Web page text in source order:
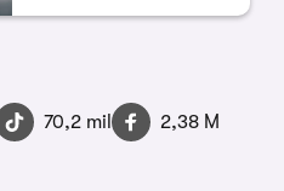
70,2 mil
2,38 M